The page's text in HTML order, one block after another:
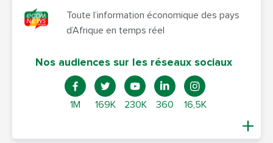
Toute l’information économique des pays
d’Afrique en temps réel
Nos audiences sur les réseaux sociaux
1M 169K 230K 360 16,5K